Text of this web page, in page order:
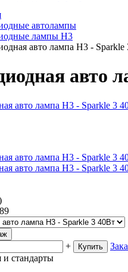
автолампы
лампы H3
авто лампа H3 - Sparkle
авто
+ Купить
и стандарты